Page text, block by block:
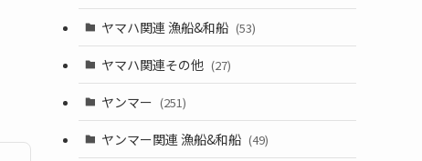
ヤマハ関連 漁船&和船 (53)
ヤマハ関連その他 (27)
ヤンマー (251)
ヤンマー関連 漁船&和船 (49)